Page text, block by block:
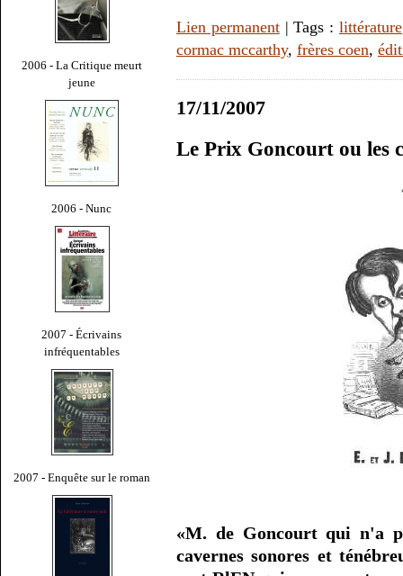
2006 - La Critique meurt
jeune
2006 - Nunc
2007 - Écrivains
infréquentables
2007 - Enquête sur le roman
Lien permanent| Tags : littérature
cormac mccarthy, frères coen,
17/11/2007
Le Prix Goncourt ou les
«M. de Goncourt qui n'a
cavernes sonores et